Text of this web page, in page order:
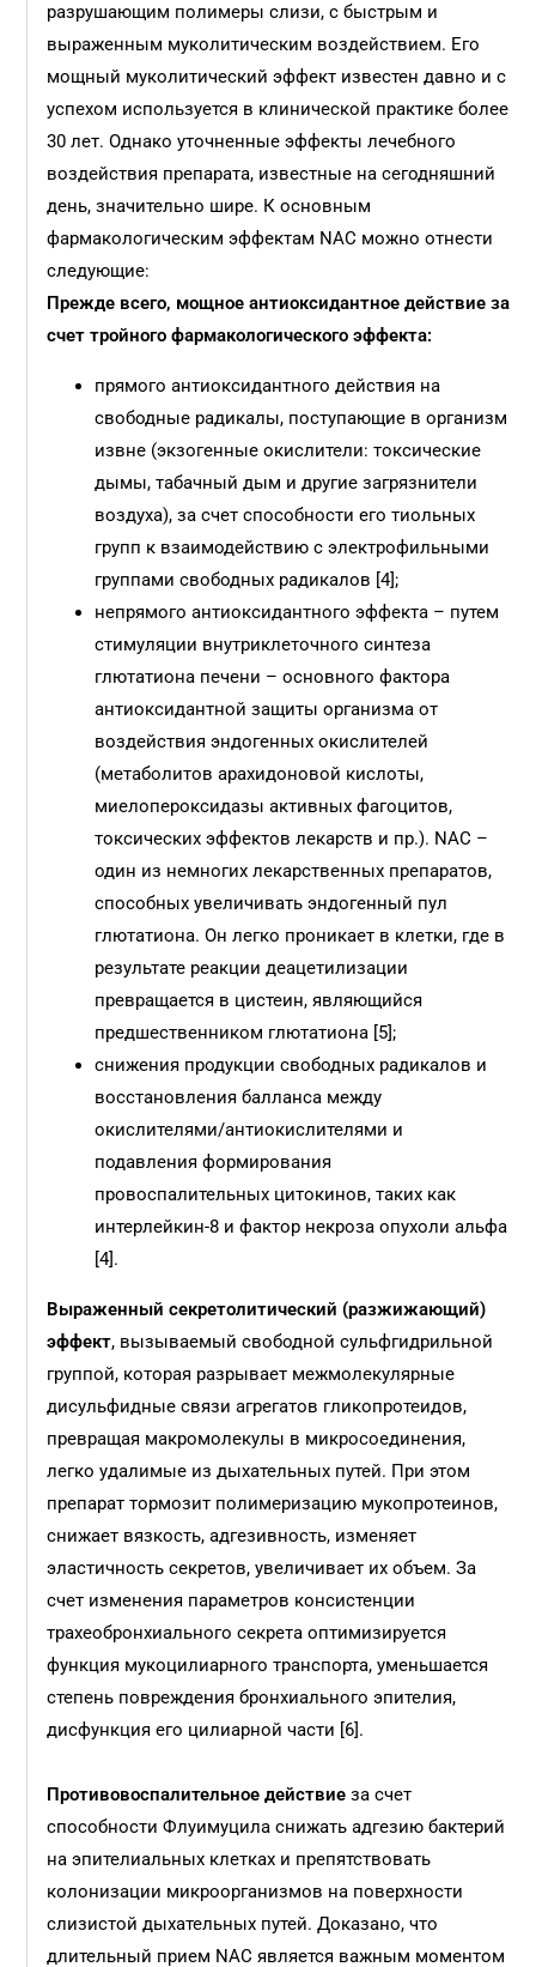
разрушающим полимеры слизи, с быстрым и
выраженным муколитическим воздействием. Его
мощный муколитический эффект известен давно и с
успехом используется в клинической практике более
30 лет. Однако уточненные эффекты лечебного
воздействия препарата, известные на сегодняшний
день, значительно шире. К основным
фармакологическим эффектам NАС можно отнести
следующие:
Прежде всего, мощное антиоксидантное действие за
счет тройного фармакологического эффекта:
прямого антиоксидантного действия на
свободные радикалы, поступающие в организм
извне (экзогенные окислители: токсические
дымы, табачный дым и другие загрязнители
воздуха), за счет способности его тиольных
групп к взаимодействию с электрофильными
группами свободных радикалов [4];
непрямого антиоксидантного эффекта – путем
стимуляции внутриклеточного синтеза
глютатиона печени – основного фактора
антиоксидантной защиты организма от
воздействия эндогенных окислителей
(метаболитов арахидоновой кислоты,
миелопероксидазы активных фагоцитов,
токсических эффектов лекарств и пр.). NАС –
один из немногих лекарственных препаратов,
способных увеличивать эндогенный пул
глютатиона. Он легко проникает в клетки, где в
результате реакции деацетилизации
превращается в цистеин, являющийся
предшественником глютатиона [5];
снижения продукции свободных радикалов и
восстановления балланса между
окислителями/антиокислителями и
подавления формирования
провоспалительных цитокинов, таких как
интерлейкин-8 и фактор некроза опухоли альфа
[4].
Выраженный секретолитический (разжижающий)
эффект, вызываемый свободной сульфгидрильной
группой, которая разрывает межмолекулярные
дисульфидные связи агрегатов гликопротеидов,
превращая макромолекулы в микросоединения,
легко удалимые из дыхательных путей. При этом
препарат тормозит полимеризацию мукопротеинов,
снижает вязкость, адгезивность, изменяет
эластичность секретов, увеличивает их объем. За
счет изменения параметров консистенции
трахеобронхиального секрета оптимизируется
функция мукоцилиарного транспорта, уменьшается
степень повреждения бронхиального эпителия,
дисфункция его цилиарной части [6].
Противовоспалительное действие за счет
способности Флуимуцила снижать адгезию бактерий
на эпителиальных клетках и препятствовать
колонизации микроорганизмов на поверхности
слизистой дыхательных путей. Доказано, что
длительный прием NАС является важным моментом